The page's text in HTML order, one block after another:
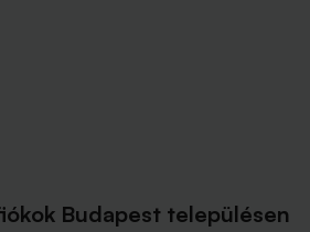
Budapest településen